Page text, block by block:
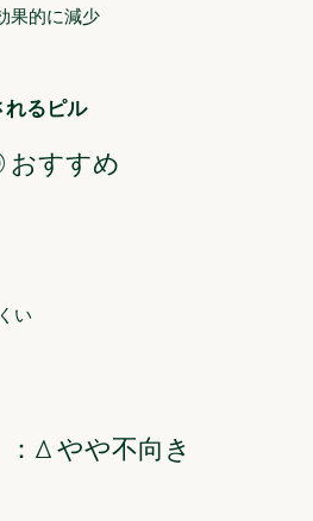
果的に減少
れるピル
おすすめ
い
△ やや不向き